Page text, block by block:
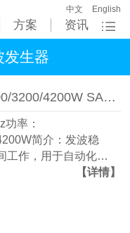
方案 资讯
中文 English
发生器
15kHz-2600/3200/4200W SAG 灵科超声波发生器 模拟
率：
简介：发波稳
工作，用于自动化…
【详情】